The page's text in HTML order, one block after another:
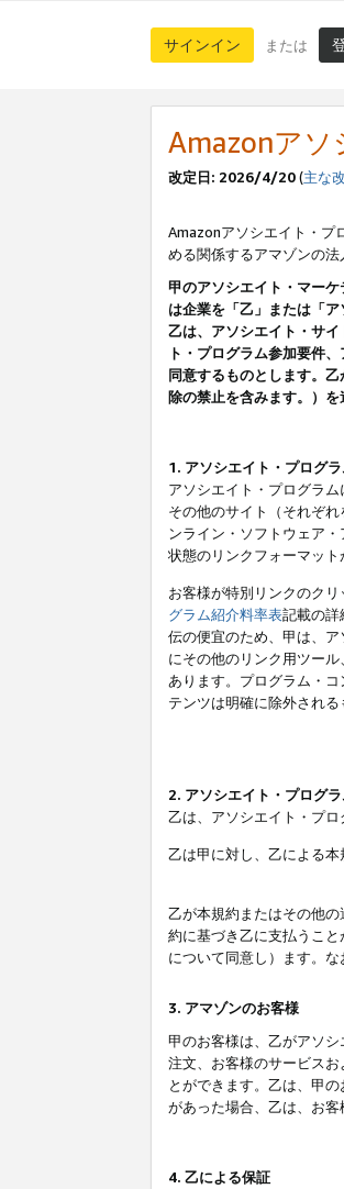
サインイン または
Amazonアソ
改定日: 2026/4/20(主な
Amazonアソシエイト・プ
める関係するアマゾンの法
甲のアソシエイト・マー
は企業を「乙」または「
乙は、アソシエイト・サ
ト・プログラム参加要件
同意するものとします。
除の禁止を含みます。）を
1. アソシエイト・プログ
アソシエイト・プログラム
その他のサイト（それぞれ
ンライン・ソフトウェア
状態のリンクフォーマッ
お客様が特別リンクのク
グラム紹介料率表記載の詳
伝の便宜のため、甲は、
にその他のリンク用ツー
あります。プログラム・
テンツは明確に除外される
2. アソシエイト・プログ
乙は、アソシエイト・プ
乙は甲に対し、乙による
乙が本規約またはその他
約に基づき乙に支払うこ
について同意し）ます。
3. アマゾンのお客様
甲のお客様は、乙がアソ
注文、お客様のサービス
とができます。乙は、甲
があった場合、乙は、お
4. 乙による保証